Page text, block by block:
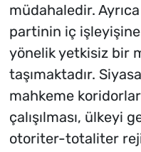
müdahaledir.
partinin iç
yönelik yetkisiz bir
taşımaktadır.
mahkeme
çalışılması, ülkeyi
otoriter-totaliter